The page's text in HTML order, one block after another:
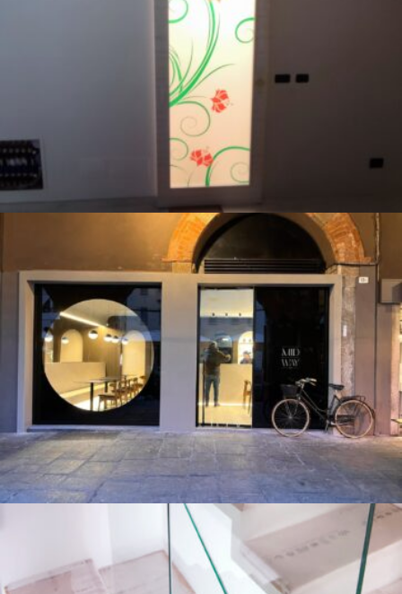
Vetrata Milano
Midway